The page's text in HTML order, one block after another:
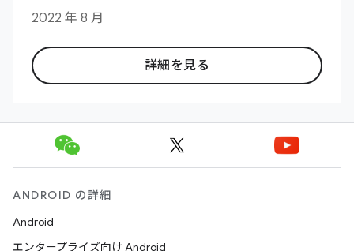
2022 年 8 月
詳細を見る
ANDROID の詳細
Android
エンタープライズ向け Android